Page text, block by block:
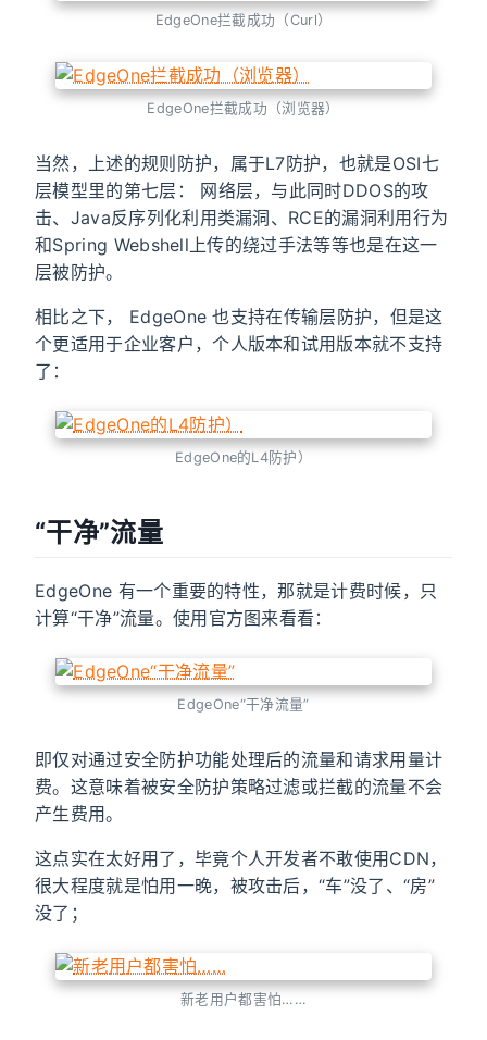
EdgeOne拦截成功（Curl）
EdgeOne拦截成功（浏览器）
当然，上述的规则防护，属于L7防护，也就是OSI七
层模型里的第七层： 网络层，与此同时DDOS的攻
击、Java反序列化利用类漏洞、RCE的漏洞利用行为
和Spring Webshell上传的绕过手法等等也是在这一
层被防护。
相比之下， EdgeOne 也支持在传输层防护，但是这
个更适用于企业客户，个人版本和试用版本就不支持
了：
EdgeOne的L4防护）
“干净”流量
EdgeOne 有一个重要的特性，那就是计费时候，只
计算“干净”流量。使用官方图来看看：
EdgeOne“干净流量”
即仅对通过安全防护功能处理后的流量和请求用量计
费。这意味着被安全防护策略过滤或拦截的流量不会
产生费用。
这点实在太好用了，毕竟个人开发者不敢使用CDN，
很大程度就是怕用一晚，被攻击后，“车”没了、“房”
没了；
新老用户都害怕……